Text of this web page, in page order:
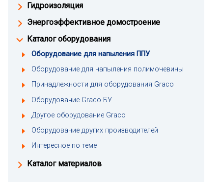
Гидроизоляция
Энергоэффективное домостроение
Каталог оборудования
Оборудование для напыления ППУ
Оборудование для напыления полимочевины
Принадлежности для оборудования Graco
Оборудование Graco БУ
Другое оборудование Graco
Оборудование других производителей
Интересное по теме
Каталог материалов